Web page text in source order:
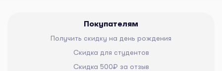
Покупателям
Получить скидку на день рождения
Скидка для студентов
Скидка 500₽ за отзыв